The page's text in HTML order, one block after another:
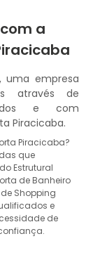
a
uma empresa
através de
e com
Piracicaba.
Piracicaba?
que
Estrutural
de Banheiro
Shopping
e
de